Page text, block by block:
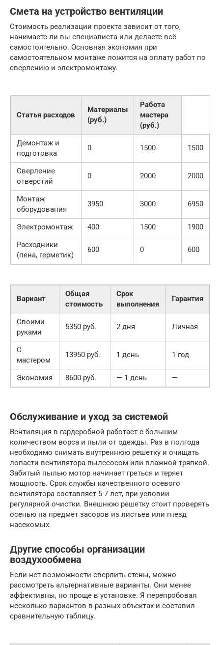
Смета на устройство вентиляции
Стоимость реализации проекта зависит от того,
нанимаете ли вы специалиста или делаете всё
самостоятельно. Основная экономия при
самостоятельном монтаже ложится на оплату работ по
сверлению и электромонтажу.
Статья расходов
Материалы
(руб.)
Работа
мастера
(руб.)
Демонтаж и
подготовка
0 1500 1500
Сверление
отверстий
0 2000 2000
Монтаж
оборудования
3950 3000 6950
Электромонтаж 400 1500
1900
Расходники
(пена, герметик)
600 0 600
Вариант
Общая
стоимость
Срок
выполнения
Гарантия
Своими
руками
5350 руб. 2 дня Личная
С
мастером
13950 руб. 1 день 1 год
Экономия 8600 руб. — 1 день —
Обслуживание и уход за системой
Вентиляция в гардеробной работает с большим
количеством ворса и пыли от одежды. Раз в полгода
необходимо снимать внутреннюю решетку и очищать
лопасти вентилятора пылесосом или влажной тряпкой.
Забитый пылью мотор начинает греться и теряет
мощность. Срок службы качественного осевого
вентилятора составляет 5-7 лет, при условии
регулярной очистки. Внешнюю решетку стоит проверять
осенью на предмет засоров из листьев или гнезд
насекомых.
Другие способы организации
воздухообмена
Если нет возможности сверлить стены, можно
рассмотреть альтернативные варианты. Они менее
эффективны, но проще в установке. Я перепробовал
несколько вариантов в разных объектах и составил
сравнительную таблицу.